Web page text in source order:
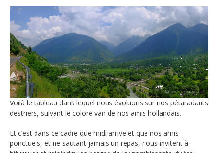
Voilà le tableau dans lequel nous évoluons sur nos pétaradants
destriers, suivant le coloré van de nos amis hollandais.
Et c’est dans ce cadre que midi arrive et que nos amis
ponctuels, et ne sautant jamais un repas, nous invitent à